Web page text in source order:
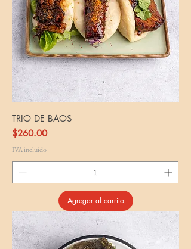
TRIO DE BAOS
Precio
$260.00
IVA incluido
Agregar al carrito